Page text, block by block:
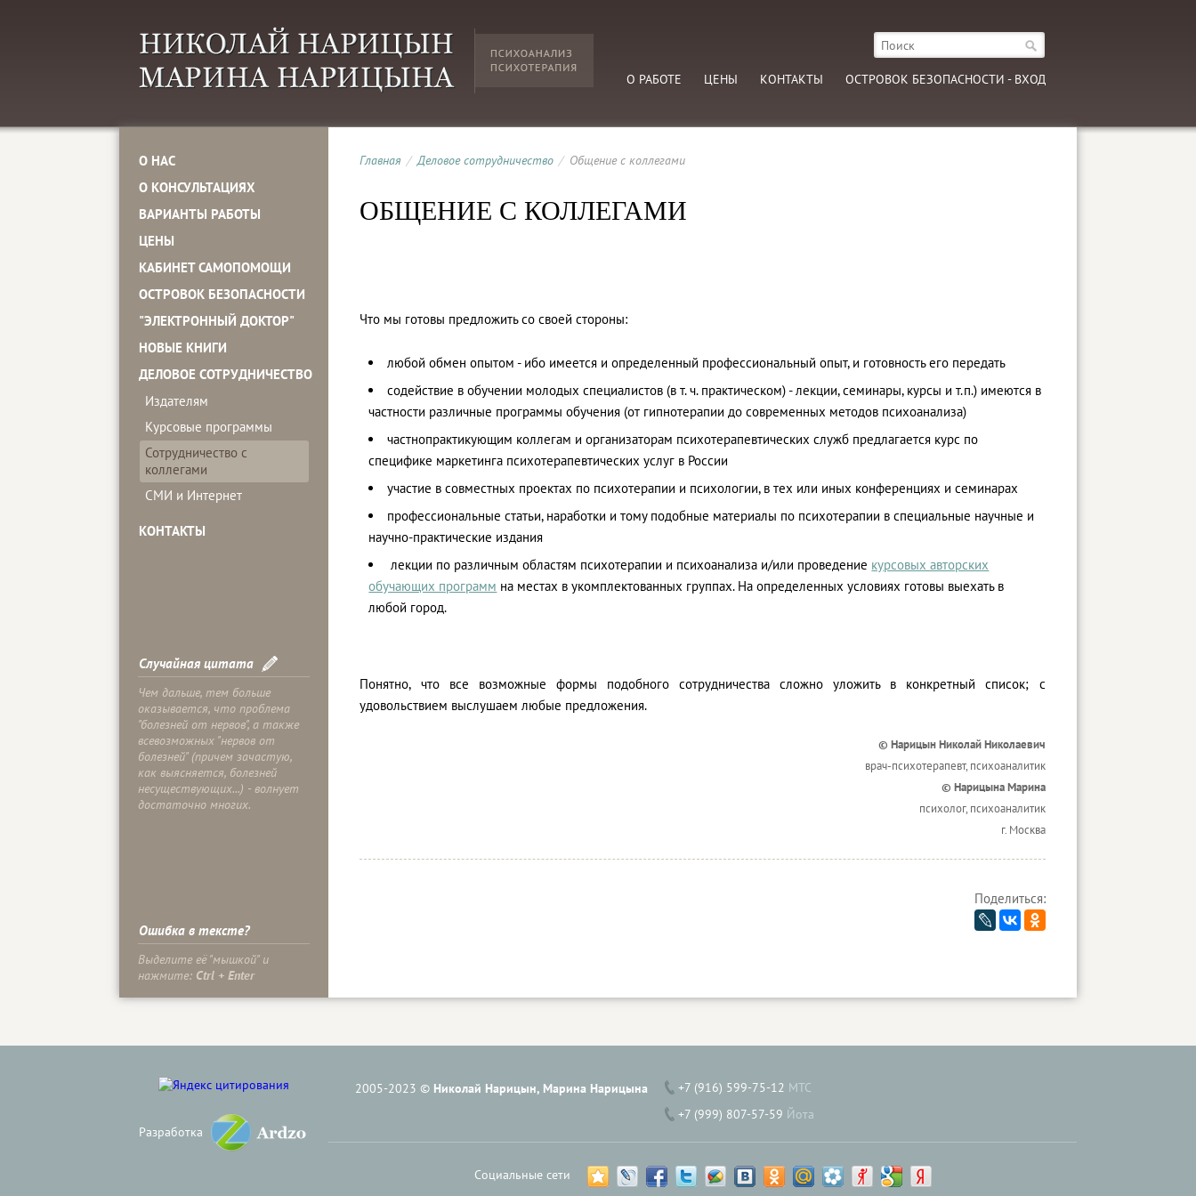
О РАБОТЕ ЦЕНЫ КОНТАКТЫ ОСТРОВОК БЕЗОПАСНОСТИ - ВХОД
О НАС
О КОНСУЛЬТАЦИЯХ
ВАРИАНТЫ РАБОТЫ
ЦЕНЫ
КАБИНЕТ САМОПОМОЩИ
ОСТРОВОК БЕЗОПАСНОСТИ
"ЭЛЕКТРОННЫЙ ДОКТОР"
НОВЫЕ КНИГИ
ДЕЛОВОЕ СОТРУДНИЧЕСТВО
Издателям
Курсовые программы
Сотрудничество с
коллегами
СМИ и Интернет
КОНТАКТЫ
Случайная цитата
Чем дальше, тем больше
оказывается, что проблема
"болезней от нервов", а также
всевозможных "нервов от
болезней" (причем зачастую,
как выясняется, болезней
несуществующих...) - волнует
достаточно многих.
Ошибка в тексте?
Выделите её "мышкой" и
нажмите: Ctrl + Enter
Главная / Деловое сотрудничество / Общение с коллегами
ОБЩЕНИЕ С КОЛЛЕГАМИ
Что мы готовы предложить со своей стороны:
любой обмен опытом - ибо имеется и определенный профессиональный опыт, и готовность его передать
содействие в обучении молодых специалистов (в т. ч. практическом) - лекции, семинары, курсы и т.п.) имеются в
частности различные программы обучения (от гипнотерапии до современных методов психоанализа)
частнопрактикующим коллегам и организаторам психотерапевтических служб предлагается курс по
специфике маркетинга психотерапевтических услуг в России
участие в совместных проектах по психотерапии и психологии, в тех или иных конференциях и семинарах
профессиональные статьи, наработки и тому подобные материалы по психотерапии в специальные научные и
научно-практические издания
лекции по различным областям психотерапии и психоанализа и/или проведение курсовых авторских
обучающих программ на местах в укомплектованных группах. На определенных условиях готовы выехать в
любой город.
Понятно, что все возможные формы подобного сотрудничества сложно уложить в конкретный список; с
удовольствием выслушаем любые предложения.
© Нарицын Николай Николаевич
врач-психотерапевт, психоаналитик
© Нарицына Марина
психолог, психоаналитик
г. Москва
Поделиться:
Разработка
2005-2023 © Николай Нарицын, Марина Нарицына +7 (916) 599-75-12 МТС
+7 (999) 807-57-59 Йота
Социальные сети